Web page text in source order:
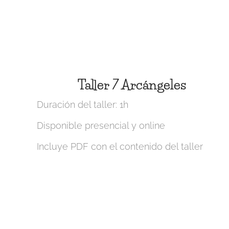
Taller 7 Arcángeles
Duración del taller: 1h
Disponible presencial y online
Incluye PDF con el contenido del taller